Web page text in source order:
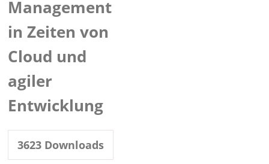
Management
in Zeiten von
Cloud und
agiler
Entwicklung
3623 Downloads